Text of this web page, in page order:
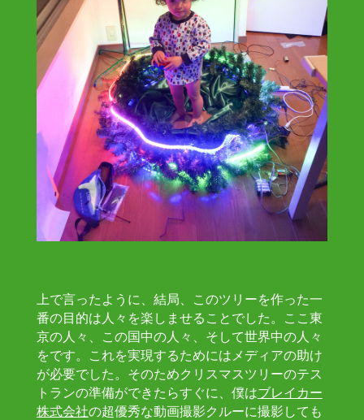
上で言ったように、結局、このツリーを作った一
番の目的は人々を楽しませることでした。ここ東
京の人々、この国中の人々、そして世界中の人々
をです。これを実現するためにはメディアの助け
が必要でした。そのためクリスマスツリーのテス
トランの準備ができたらすぐに、僕はブレイカー
株式会社の超優秀な動画撮影クルーに撮影しても